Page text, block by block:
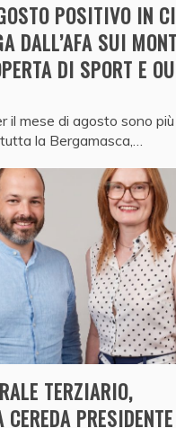
POSITIVO IN
DALL’AFA SUI
DI SPORT E
il mese di agosto sono
la Bergamasca,…
TERZIARIO,
PRESIDENTE